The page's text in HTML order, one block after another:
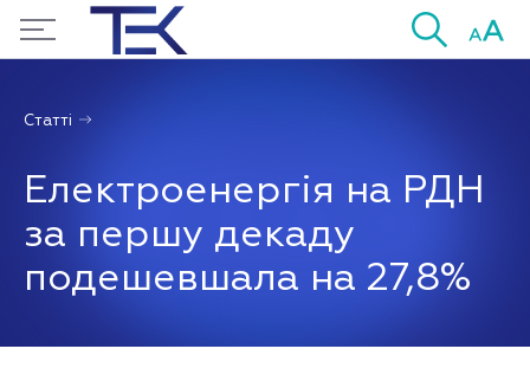
Статті
Електроенергія на РДН
за першу декаду
подешевшала на 27,8%